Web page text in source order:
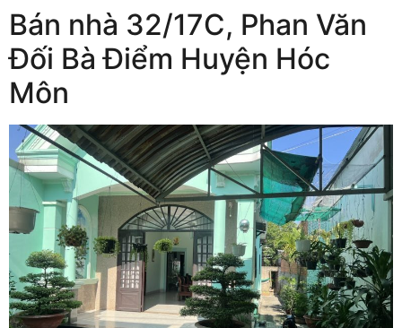
Bán nhà 32/17C, Phan Văn
Đối Bà Điểm Huyện Hóc
Môn